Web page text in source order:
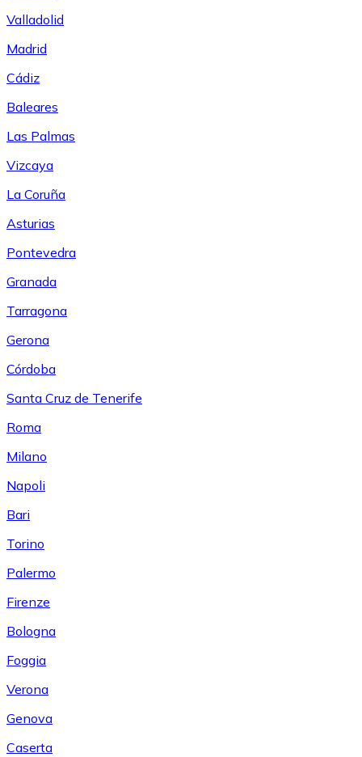
Valladolid
Madrid
Cádiz
Baleares
Las Palmas
Vizcaya
La Coruña
Asturias
Pontevedra
Granada
Tarragona
Gerona
Córdoba
Santa Cruz de Tenerife
Roma
Milano
Napoli
Bari
Torino
Palermo
Firenze
Bologna
Foggia
Verona
Genova
Caserta